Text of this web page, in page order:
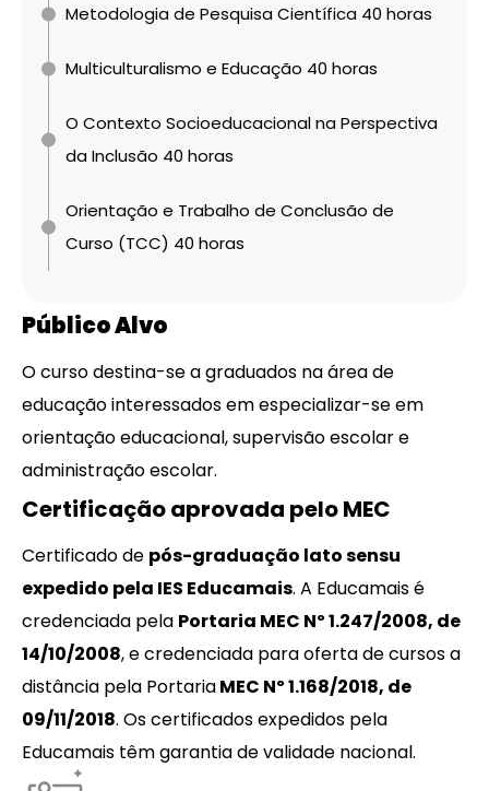
Metodologia de Pesquisa Científica 40 horas
Multiculturalismo e Educação 40 horas
O Contexto Socioeducacional na Perspectiva
da Inclusão 40 horas
Orientação e Trabalho de Conclusão de
Curso (TCC) 40 horas
Público Alvo
O curso destina-se a graduados na área de
educação interessados em especializar-se em
orientação educacional, supervisão escolar e
administração escolar.
Certificação aprovada pelo MEC
Certificado de pós-graduação lato sensu
expedido pela IES Educamais. A Educamais é
credenciada pela Portaria MEC Nº 1.247/2008, de
14/10/2008, e credenciada para oferta de cursos a
distância pela PortariaMEC Nº 1.168/2018, de
09/11/2018. Os certificados expedidos pela
Educamais têm garantia de validade nacional.